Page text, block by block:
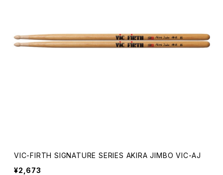
VIC-FIRTH SIGNATURE SERIES AKIRA JIMBO VIC-AJ
¥2,673